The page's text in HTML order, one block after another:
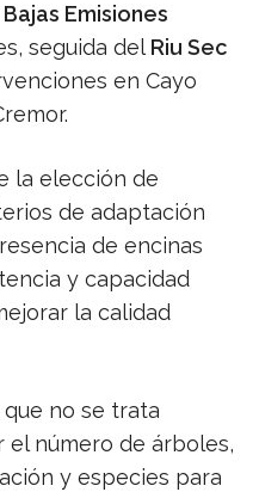
Emisiones
seguida del Riu Sec
en Cayo
la elección de
de adaptación
de encinas
y capacidad
la calidad
no se trata
el número de árboles,
y especies para